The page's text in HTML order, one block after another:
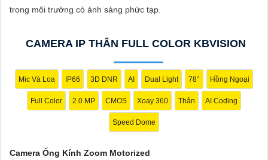
trong môi trường có ánh sáng phức tạp.
CAMERA IP THÂN FULL COLOR KBVISION
Mic Và Loa IP66 3D DNR AI Dual Light 78° Hồng Ngoại
Full Color 2.0 MP CMOS Xoay 360 Thân AI Coding
Speed Dome
Camera Ống Kính Zoom Motorized